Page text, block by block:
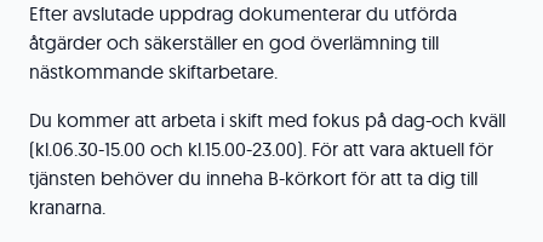
Efter avslutade uppdrag dokumenterar du utförda
åtgärder och säkerställer en god överlämning till
nästkommande skiftarbetare.
Du kommer att arbeta i skift med fokus på dag-och kväll
(kl.06.30-15.00 och kl.15.00-23.00). För att vara aktuell för
tjänsten behöver du inneha B-körkort för att ta dig till
kranarna.